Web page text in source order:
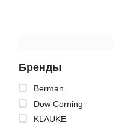
Бренды
Berman
Dow Corning
KLAUKE